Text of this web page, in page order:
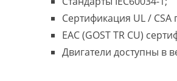
Сертификация UL / CSA
EAC (GOST TR CU)
Двигатели доступны в